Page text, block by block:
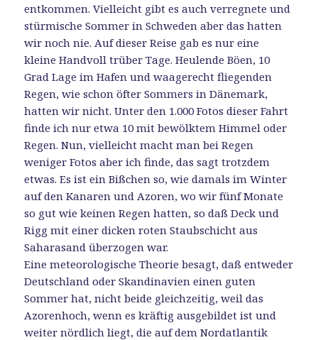
entkommen. Vielleicht gibt es auch verregnete und
stürmische Sommer in Schweden aber das hatten
wir noch nie. Auf dieser Reise gab es nur eine
kleine Handvoll trüber Tage. Heulende Böen, 10
Grad Lage im Hafen und waagerecht fliegenden
Regen, wie schon öfter Sommers in Dänemark,
hatten wir nicht. Unter den 1.000 Fotos dieser Fahrt
finde ich nur etwa 10 mit bewölktem Himmel oder
Regen. Nun, vielleicht macht man bei Regen
weniger Fotos aber ich finde, das sagt trotzdem
etwas. Es ist ein Bißchen so, wie damals im Winter
auf den Kanaren und Azoren, wo wir fünf Monate
so gut wie keinen Regen hatten, so daß Deck und
Rigg mit einer dicken roten Staubschicht aus
Saharasand überzogen war.
Eine meteorologische Theorie besagt, daß entweder
Deutschland oder Skandinavien einen guten
Sommer hat, nicht beide gleichzeitig, weil das
Azorenhoch, wenn es kräftig ausgebildet ist und
weiter nördlich liegt, die auf dem Nordatlantik